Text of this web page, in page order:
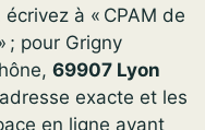
à « CPAM de
; pour Grigny
69907 Lyon
exacte et les
en ligne avant